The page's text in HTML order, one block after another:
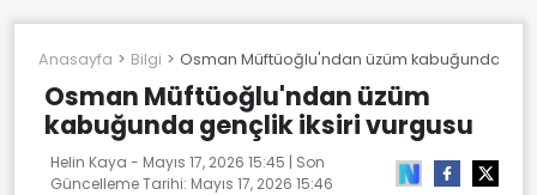
Anasayfa Bilgi Osman Müftüoğlu'ndan üzüm kabuğunda
Osman Müftüoğlu'ndan üzüm
kabuğunda gençlik iksiri vurgusu
Helin Kaya - Mayıs 17, 2026 15:45 | Son
Güncelleme Tarihi: Mayıs 17, 2026 15:46